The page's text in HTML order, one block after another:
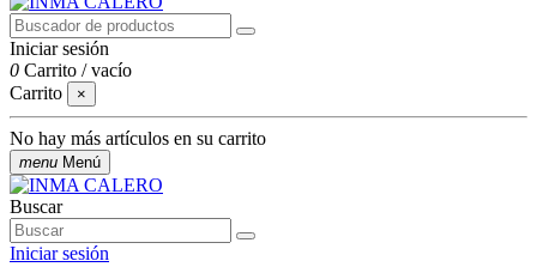
Iniciar sesión
0 Carrito /vacío
Carrito
×
No hay más artículos en su carrito
menu Menú
Buscar
Iniciar sesión